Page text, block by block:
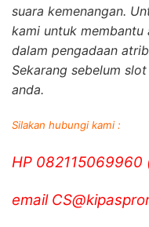
suara kemenangan.
kami untuk membantu
dalam pengadaan
Sekarang sebelum
anda.
Silakan hubungi kami :
HP 082115069960
email